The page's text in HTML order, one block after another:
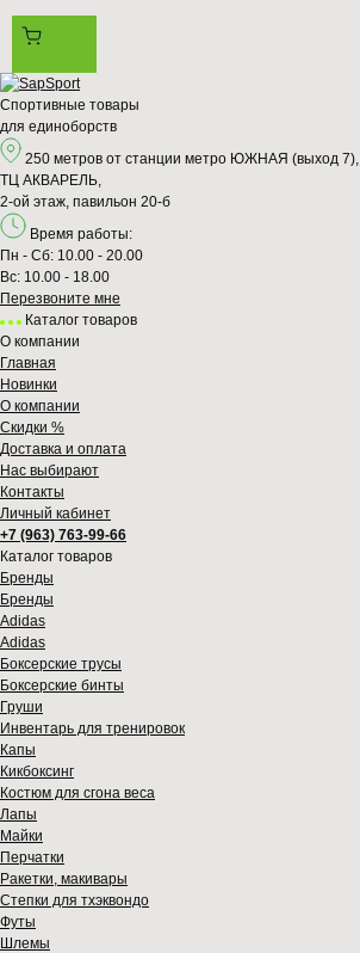
Спортивные товары
для единоборств
250 метров от станции метро ЮЖНАЯ (выход 7),
ТЦ АКВАРЕЛЬ,
2-ой этаж, павильон 20-б
Время работы:
Пн - Сб: 10.00 - 20.00
Вс: 10.00 - 18.00
Перезвонитe мне
Каталог товаров
О компании
Главная
Новинки
О компании
Скидки %
Доставка и оплата
Нас выбирают
Контакты
Личный кабинет
+7 (963) 763-99-66
Каталог товаров
Бренды
Бренды
Adidas
Adidas
Боксерские трусы
Боксерские бинты
Груши
Инвентарь для тренировок
Капы
Кикбоксинг
Костюм для сгона веса
Лапы
Майки
Перчатки
Ракетки, макивары
Степки для тхэквондо
Футы
Шлемы